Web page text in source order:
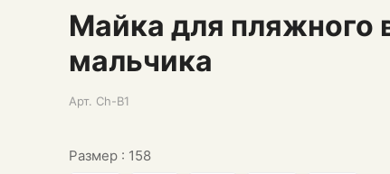
Майка для пляжного
мальчика
Арт. Ch-B1
Размер : 158